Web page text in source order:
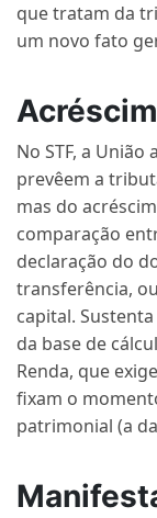
que tratam da
um novo fato
No STF, a
prevêem a
mas do
comparação
declaração do
transferência,
capital.
da base de
Renda, que
fixam o
patrimonial (a